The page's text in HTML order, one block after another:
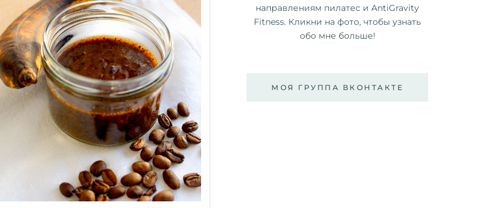
направлениям пилатес и AntiGravity
Fitness. Кликни на фото, чтобы узнать
обо мне больше!
МОЯ ГРУППА ВКОНТАКТЕ